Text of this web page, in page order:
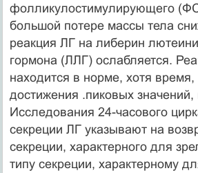
фолликулостимулирующего
боль­шой потере массы тела
реакция ЛГ на либерин
гормона (ЛЛГ) ослабляется.
находится в норме, хотя
достижения .пиковых значений,
Исследо­вания 24-часового
секреции ЛГ указывают на
секреции, характерного для
типу секреции, харак­терному